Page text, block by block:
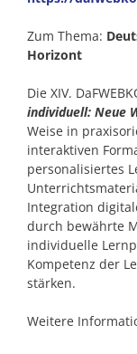
Zum Thema:
Horizont
Die XIV.
individuell: Neue
Weise in
interaktiven
personalisiertes
Integration
durch bewährte
individuelle
Kompetenz der
stärken.
Weitere